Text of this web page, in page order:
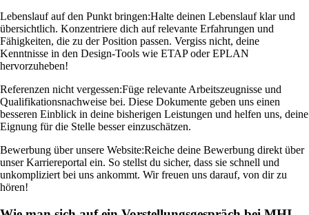
Lebenslauf auf den Punkt bringen:Halte deinen Lebenslauf klar und
übersichtlich. Konzentriere dich auf relevante Erfahrungen und
Fähigkeiten, die zu der Position passen. Vergiss nicht, deine
Kenntnisse in den Design-Tools wie ETAP oder EPLAN
hervorzuheben!
Referenzen nicht vergessen:Füge relevante Arbeitszeugnisse und
Qualifikationsnachweise bei. Diese Dokumente geben uns einen
besseren Einblick in deine bisherigen Leistungen und helfen uns, deine
Eignung für die Stelle besser einzuschätzen.
Bewerbung über unsere Website:Reiche deine Bewerbung direkt über
unser Karriereportal ein. So stellst du sicher, dass sie schnell und
unkompliziert bei uns ankommt. Wir freuen uns darauf, von dir zu
hören!